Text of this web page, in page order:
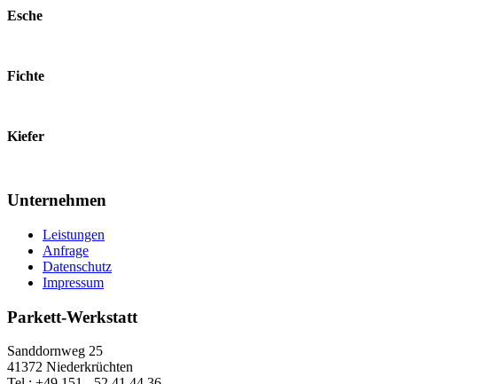
Esche
Fichte
Kiefer
Unternehmen
Leistungen
Anfrage
Datenschutz
Impressum
Parkett-Werkstatt
Sanddornweg 25
41372 Niederkrüchten